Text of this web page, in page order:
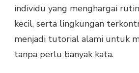
individu yang menghargai
kecil, serta lingkungan
menjadi tutorial alami untuk
tanpa perlu banyak kata.